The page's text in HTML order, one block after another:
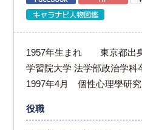
1957年生まれ 東京都出
学習院大学 法学部政治学科
1997年4月 個性心理學研
役職